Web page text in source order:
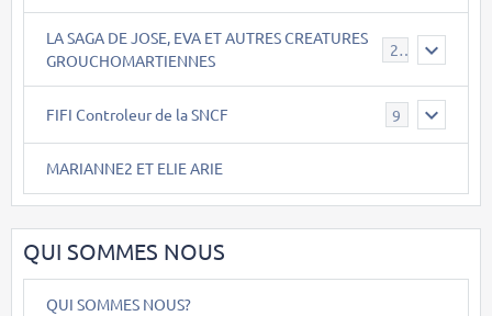
LA SAGA DE JOSE, EVA ET AUTRES CREATURES
GROUCHOMARTIENNES
26
FIFI Controleur de la SNCF 9
MARIANNE2 ET ELIE ARIE
QUI SOMMES NOUS
QUI SOMMES NOUS?